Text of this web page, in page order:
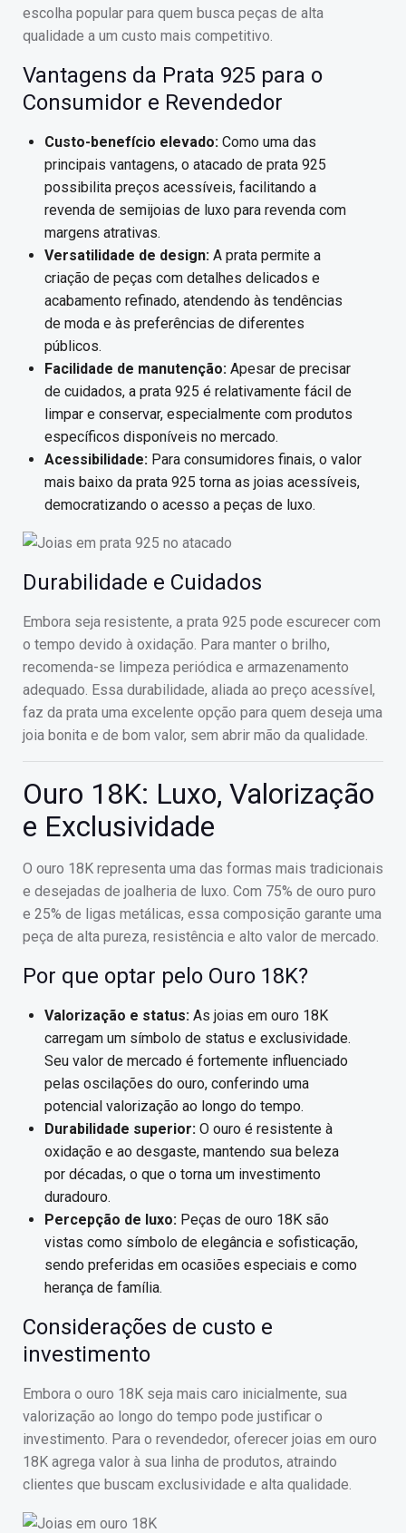
escolha popular para quem busca peças de alta
qualidade a um custo mais competitivo.
Vantagens da Prata 925 para o
Consumidor e Revendedor
Custo-benefício elevado: Como uma das
principais vantagens, o atacado de prata 925
possibilita preços acessíveis, facilitando a
revenda de semijoias de luxo para revenda com
margens atrativas.
Versatilidade de design: A prata permite a
criação de peças com detalhes delicados e
acabamento refinado, atendendo às tendências
de moda e às preferências de diferentes
públicos.
Facilidade de manutenção: Apesar de precisar
de cuidados, a prata 925 é relativamente fácil de
limpar e conservar, especialmente com produtos
específicos disponíveis no mercado.
Acessibilidade: Para consumidores finais, o valor
mais baixo da prata 925 torna as joias acessíveis,
democratizando o acesso a peças de luxo.
Durabilidade e Cuidados
Embora seja resistente, a prata 925 pode escurecer com
o tempo devido à oxidação. Para manter o brilho,
recomenda-se limpeza periódica e armazenamento
adequado. Essa durabilidade, aliada ao preço acessível,
faz da prata uma excelente opção para quem deseja uma
joia bonita e de bom valor, sem abrir mão da qualidade.
Ouro 18K: Luxo, Valorização
e Exclusividade
O ouro 18K representa uma das formas mais tradicionais
e desejadas de joalheria de luxo. Com 75% de ouro puro
e 25% de ligas metálicas, essa composição garante uma
peça de alta pureza, resistência e alto valor de mercado.
Por que optar pelo Ouro 18K?
Valorização e status: As joias em ouro 18K
carregam um símbolo de status e exclusividade.
Seu valor de mercado é fortemente influenciado
pelas oscilações do ouro, conferindo uma
potencial valorização ao longo do tempo.
Durabilidade superior: O ouro é resistente à
oxidação e ao desgaste, mantendo sua beleza
por décadas, o que o torna um investimento
duradouro.
Percepção de luxo: Peças de ouro 18K são
vistas como símbolo de elegância e sofisticação,
sendo preferidas em ocasiões especiais e como
herança de família.
Considerações de custo e
investimento
Embora o ouro 18K seja mais caro inicialmente, sua
valorização ao longo do tempo pode justificar o
investimento. Para o revendedor, oferecer joias em ouro
18K agrega valor à sua linha de produtos, atraindo
clientes que buscam exclusividade e alta qualidade.